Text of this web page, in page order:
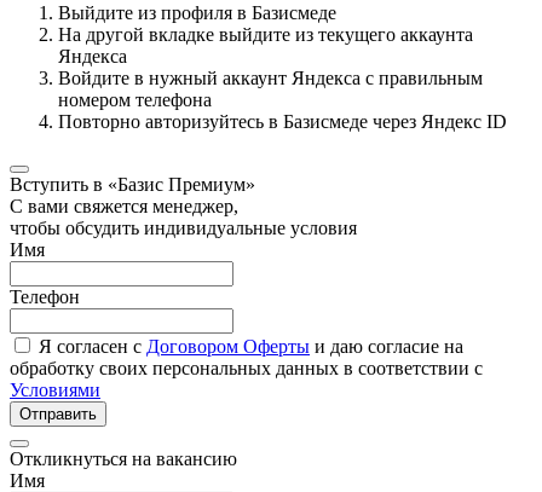
Выйдите из профиля в Базисмеде
На другой вкладке выйдите из текущего аккаунта
Яндекса
Войдите в нужный аккаунт Яндекса с правильным
номером телефона
Повторно авторизуйтесь в Базисмеде через Яндекс ID
Вступить в «Базис Премиум»
С вами свяжется менеджер,
чтобы обсудить индивидуальные условия
Имя
Телефон
Я согласен с Договором Оферты и даю согласие на
обработку своих персональных данных в соответствии с
Условиями
Отправить
Откликнуться на вакансию
Имя